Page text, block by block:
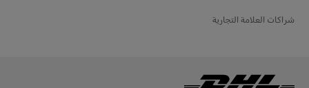
شراكات العلامة التجارية